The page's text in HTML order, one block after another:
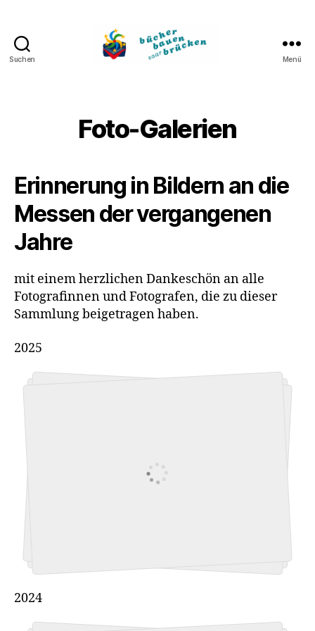
Suchen Menü
Foto-Galerien
Erinnerung in Bildern an die
Messen der vergangenen
Jahre
mit einem herzlichen Dankeschön an alle
Fotografinnen und Fotografen, die zu dieser
Sammlung beigetragen haben.
2025
2024